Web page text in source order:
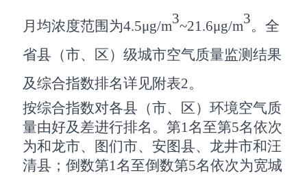
月均浓度范围为4.5μg/m3~21.6μg/m3。全
省县（市、区）级城市空气质量监测结果
及综合指数排名详见附表2。
按综合指数对各县（市、区）环境空气质
量由好及差进行排名。第1名至第5名依次
为和龙市、图们市、安图县、龙井市和汪
清县 ；倒数第1名至倒数第5名依次为宽城